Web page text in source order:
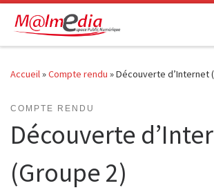
Passer au contenu
Accueil»Compte rendu »Découverte d’Internet
COMPTE RENDU
Découverte
(Groupe 2)